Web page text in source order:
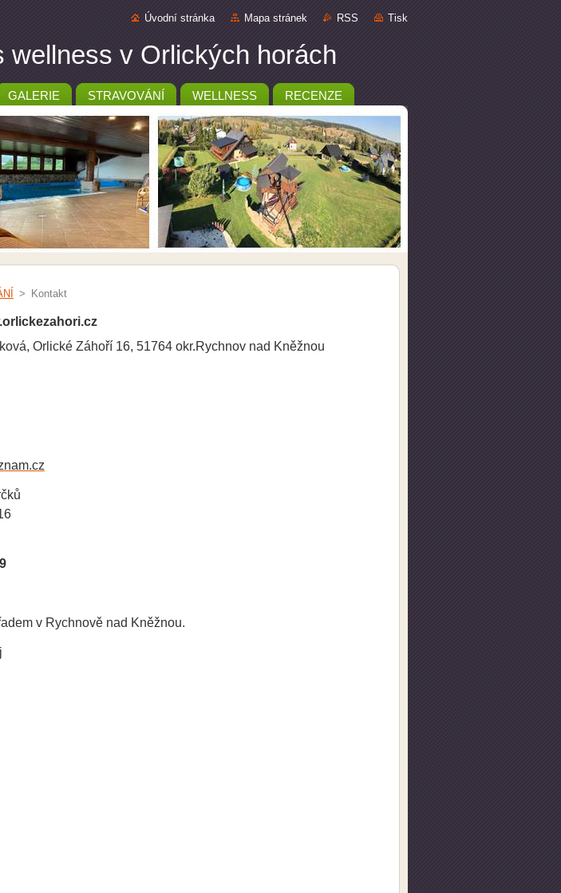
Úvodní stránka Mapa stránek RSS Tisk
v Orlických horách
GALERIE STRAVOVÁNÍ WELLNESS RECENZE
> Kontakt
Orlické Záhoří 16, 51764 okr.Rychnov nad Kněžnou
v Rychnově nad Kněžnou.